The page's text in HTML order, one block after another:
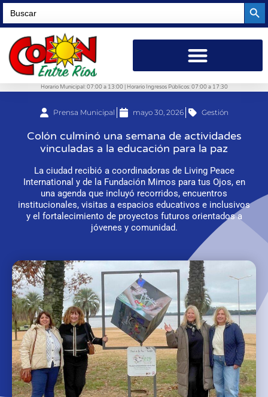
Search
for:
Horario Municipal: 07:00 a 13:00 | Horario Ingresos Públicos: 07:00 a 17:30
Prensa Municipal mayo 30, 2026 Gestión
Colón culminó una semana de actividades
vinculadas a la educación para la paz
La ciudad recibió a coordinadoras de Living Peace
International y de la Fundación Mimos para tus Ojos, en
una agenda que incluyó recorridos, encuentros
institucionales, visitas a espacios educativos e inclusivos
y el fortalecimiento de proyectos futuros orientados a
jóvenes y comunidad.